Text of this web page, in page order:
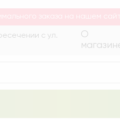
заказа на нашем
с ул.
О